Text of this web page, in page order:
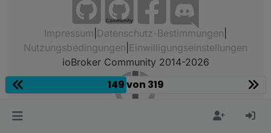
Community
Impressum Datenschutz-Bestimmungen
Nutzungsbedingungen Einwilligungseinstellungen
ioBroker Community 2014-2026
149 von 319